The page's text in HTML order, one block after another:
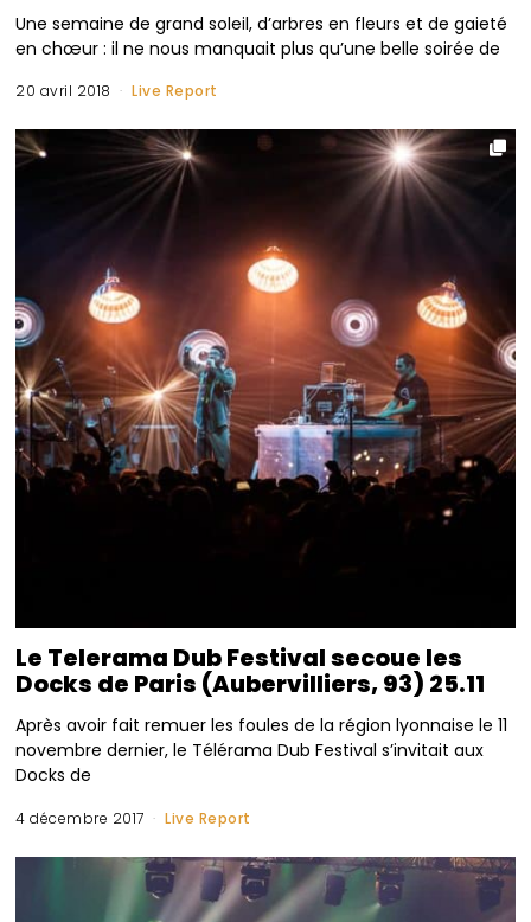
Une semaine de grand soleil, d’arbres en fleurs et de gaieté
en chœur : il ne nous manquait plus qu’une belle soirée de
20 avril 2018 Live Report
Le Telerama Dub Festival secoue les
Docks de Paris (Aubervilliers, 93) 25.11
Après avoir fait remuer les foules de la région lyonnaise le 11
novembre dernier, le Télérama Dub Festival s’invitait aux
Docks de
4 décembre 2017 Live Report